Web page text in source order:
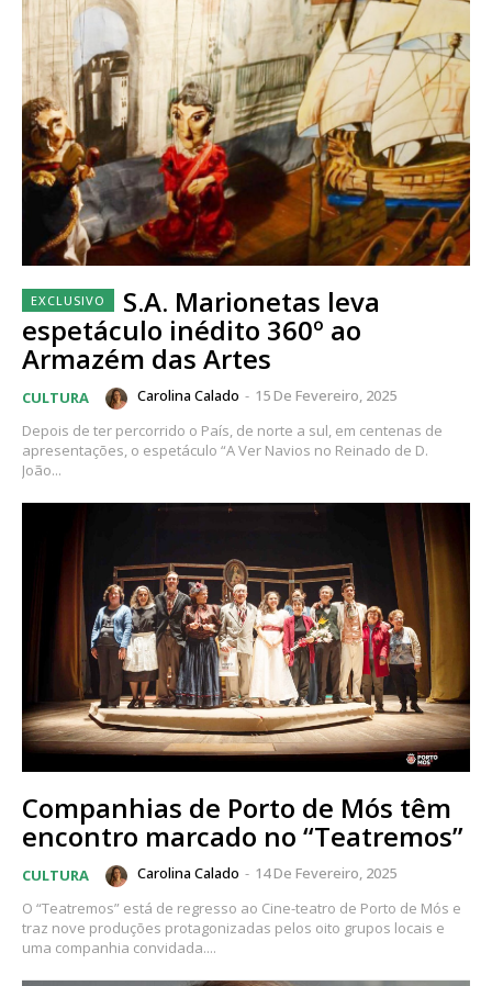
S.A. Marionetas leva
espetáculo inédito 360º ao
Armazém das Artes
CULTURA Carolina Calado - 15 De Fevereiro, 2025
Depois de ter percorrido o País, de norte a sul, em centenas de
apresentações, o espetáculo “A Ver Navios no Reinado de D.
João...
Companhias de Porto de Mós têm
encontro marcado no “Teatremos”
CULTURA Carolina Calado - 14 De Fevereiro, 2025
O “Teatremos” está de regresso ao Cine-teatro de Porto de Mós e
traz nove produções protagonizadas pelos oito grupos locais e
uma companhia convidada....